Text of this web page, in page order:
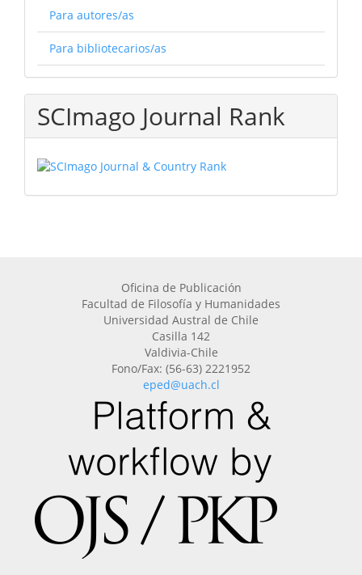
Para autores/as
Para bibliotecarios/as
SCImago Journal Rank
Oficina de Publicación
Facultad de Filosofía y Humanidades
Universidad Austral de Chile
Casilla 142
Valdivia-Chile
Fono/Fax: (56-63) 2221952
eped@uach.cl